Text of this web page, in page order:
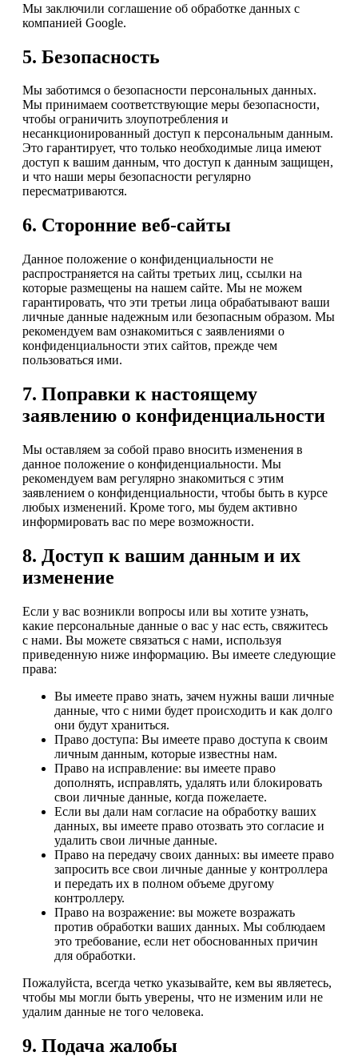
Мы заключили соглашение об обработке данных с
компанией Google.
5. Безопасность
Мы заботимся о безопасности персональных данных.
Мы принимаем соответствующие меры безопасности,
чтобы ограничить злоупотребления и
несанкционированный доступ к персональным данным.
Это гарантирует, что только необходимые лица имеют
доступ к вашим данным, что доступ к данным защищен,
и что наши меры безопасности регулярно
пересматриваются.
6. Сторонние веб-сайты
Данное положение о конфиденциальности не
распространяется на сайты третьих лиц, ссылки на
которые размещены на нашем сайте. Мы не можем
гарантировать, что эти третьи лица обрабатывают ваши
личные данные надежным или безопасным образом. Мы
рекомендуем вам ознакомиться с заявлениями о
конфиденциальности этих сайтов, прежде чем
пользоваться ими.
7. Поправки к настоящему
заявлению о конфиденциальности
Мы оставляем за собой право вносить изменения в
данное положение о конфиденциальности. Мы
рекомендуем вам регулярно знакомиться с этим
заявлением о конфиденциальности, чтобы быть в курсе
любых изменений. Кроме того, мы будем активно
информировать вас по мере возможности.
8. Доступ к вашим данным и их
изменение
Если у вас возникли вопросы или вы хотите узнать,
какие персональные данные о вас у нас есть, свяжитесь
с нами. Вы можете связаться с нами, используя
приведенную ниже информацию. Вы имеете следующие
права:
Вы имеете право знать, зачем нужны ваши личные
данные, что с ними будет происходить и как долго
они будут храниться.
Право доступа: Вы имеете право доступа к своим
личным данным, которые известны нам.
Право на исправление: вы имеете право
дополнять, исправлять, удалять или блокировать
свои личные данные, когда пожелаете.
Если вы дали нам согласие на обработку ваших
данных, вы имеете право отозвать это согласие и
удалить свои личные данные.
Право на передачу своих данных: вы имеете право
запросить все свои личные данные у контроллера
и передать их в полном объеме другому
контроллеру.
Право на возражение: вы можете возражать
против обработки ваших данных. Мы соблюдаем
это требование, если нет обоснованных причин
для обработки.
Пожалуйста, всегда четко указывайте, кем вы являетесь,
чтобы мы могли быть уверены, что не изменим или не
удалим данные не того человека.
9. Подача жалобы